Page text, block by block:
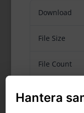
Download
File Size
File Count
Hantera